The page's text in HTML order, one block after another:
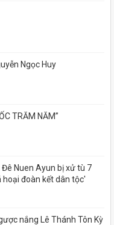
Ngọc Huy
TRĂM NĂM”
Đê Nuen Ayun bị xử tù 7
đoàn kết dân tộc'
nắng Lê Thánh Tôn Kỳ